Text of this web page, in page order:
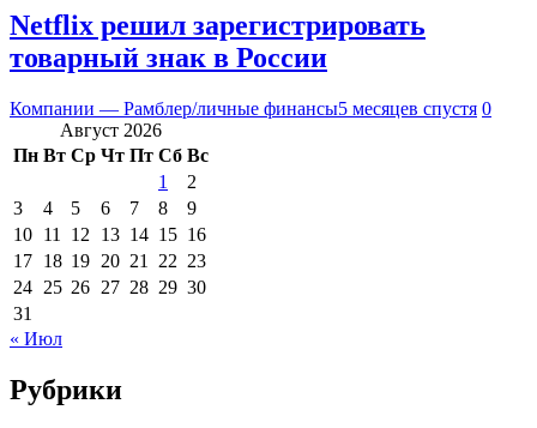
Netflix решил зарегистрировать
товарный знак в России
Компании — Рамблер/личные финансы5 месяцев спустя 0
Август 2026
Пн Вт Ср Чт Пт Сб Вс
1
2
3
4 5 6 7 8
9
10 11 12 13 14 15 16
17 18 19 20 21 22 23
24 25 26 27 28 29 30
31
« Июл
Рубрики